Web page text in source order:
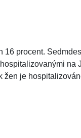
procent.
na
žen je